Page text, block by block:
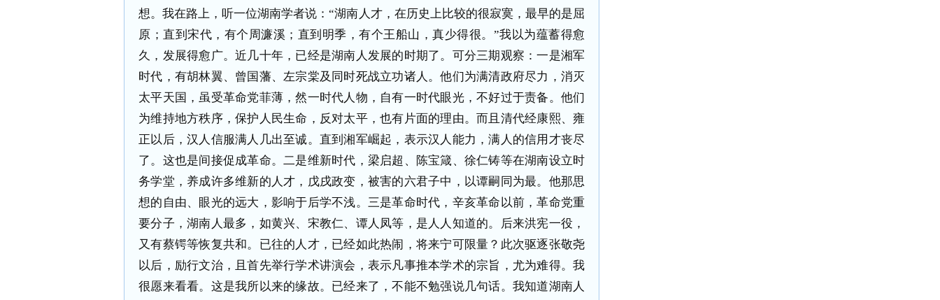
想。我在路上，听一位湖南学者说：“湖南人才，在历史上比较的很寂寞，最早的是屈
原；直到宋代，有个周濂溪；直到明季，有个王船山，真少得很。”我以为蕴蓄得愈
久，发展得愈广。近几十年，已经是湖南人发展的时期了。可分三期观察：一是湘军
时代，有胡林翼、曾国藩、左宗棠及同时死战立功诸人。他们为满清政府尽力，消灭
太平天国，虽受革命党菲薄，然一时代人物，自有一时代眼光，不好过于责备。他们
为维持地方秩序，保护人民生命，反对太平，也有片面的理由。而且清代经康熙、雍
正以后，汉人信服满人几出至诚。直到湘军崛起，表示汉人能力，满人的信用才丧尽
了。这也是间接促成革命。二是维新时代，梁启超、陈宝箴、徐仁铸等在湖南设立时
务学堂，养成许多维新的人才，戊戌政变，被害的六君子中，以谭嗣同为最。他那思
想的自由、眼光的远大，影响于后学不浅。三是革命时代，辛亥革命以前，革命党重
要分子，湖南人最多，如黄兴、宋教仁、谭人凤等，是人人知道的。后来洪宪一役，
又有蔡锷等恢复共和。已往的人才，已经如此热闹，将来宁可限量？此次驱逐张敬尧
以后，励行文治，且首先举行学术讲演会，表示凡事推本学术的宗旨，尤为难得。我
很愿来看看。这是我所以来的缘故。已经来了，不能不勉强说几句话。我知道湖南人